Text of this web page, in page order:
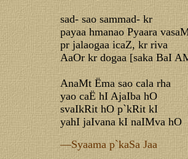
sad- sao sammad- kr
payaa hmanao Pyaara
pr jalaogaa icaZ, kr riva
AaOr kr dogaa [saka BaI
AnaMt Ëma sao cala rha
yao caË hI AjaIba hO
svaIkRit hO p`kRit kI
yahI jaIvana kI naIMva hO
—Syaama p`kaSa Jaa